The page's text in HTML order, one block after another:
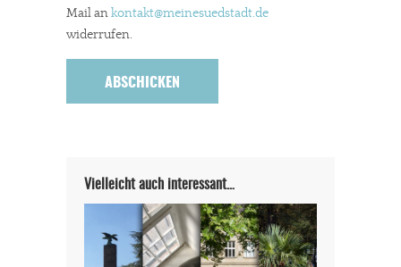
Mail ankontakt@meinesuedstadt.de
widerrufen.
Vielleicht auch interessant…